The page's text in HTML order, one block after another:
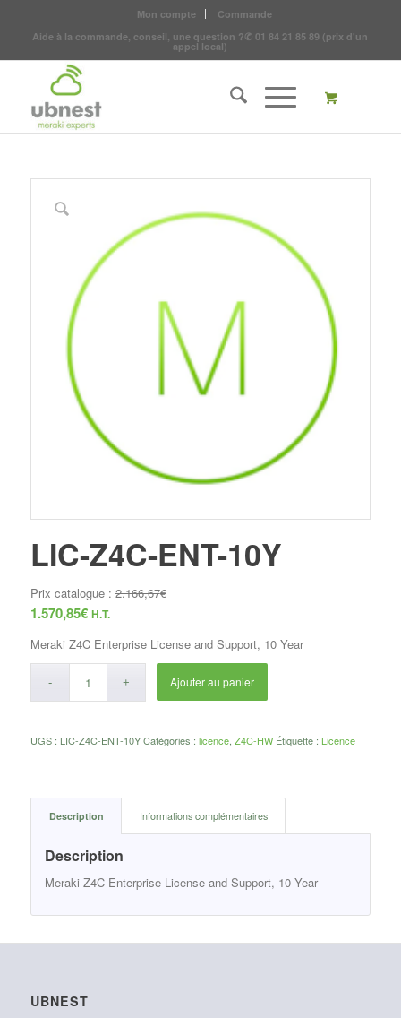
Mon compte
Commande
Aide à la commande, conseil, une question ?✆ 01 84 21 85 89 (prix d'un
appel local)
LIC-Z4C-ENT-10Y
Prix catalogue :2.166,67€
1.570,85€ H.T.
Meraki Z4C Enterprise License and Support, 10 Year
Ajouter au panier
UGS : LIC-Z4C-ENT-10Y Catégories : licence, Z4C-HW Étiquette : Licence
Description Informations complémentaires
Description
Meraki Z4C Enterprise License and Support, 10 Year
UBNEST